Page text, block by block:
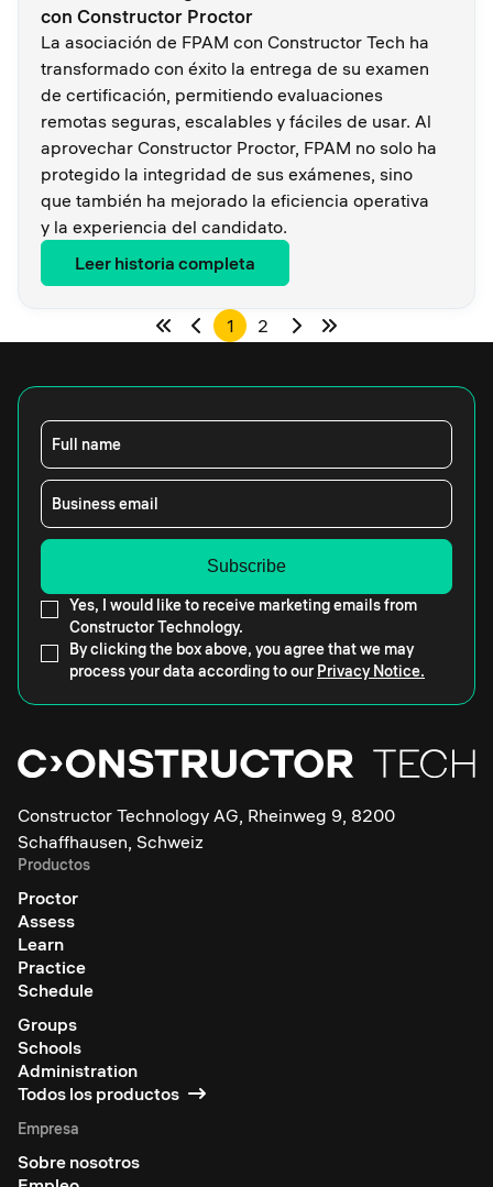
con Constructor Proctor
La asociación de FPAM con Constructor Tech ha
transformado con éxito la entrega de su examen
de certificación, permitiendo evaluaciones
remotas seguras, escalables y fáciles de usar. Al
aprovechar Constructor Proctor, FPAM no solo ha
protegido la integridad de sus exámenes, sino
que también ha mejorado la eficiencia operativa
y la experiencia del candidato.
Leer historia completa
1 2
Full name
Business email
Yes, I would like to receive marketing emails from
Constructor Technology.
By clicking the box above, you agree that we may
process your data according to our Privacy Notice.
Constructor Technology AG, Rheinweg 9, 8200
Schaffhausen, Schweiz
Productos
Proctor
Assess
Learn
Practice
Schedule
Groups
Schools
Administration
Todos los productos
Empresa
Sobre nosotros